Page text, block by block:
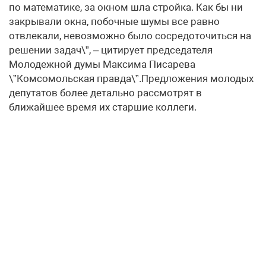
по математике, за окном шла стройка. Как бы ни
закрывали окна, побочные шумы все равно
отвлекали, невозможно было сосредоточиться на
решении задач\”, – цитирует председателя
Молодежной думы Максима Писарева
\”Комсомольская правда\”.Предложения молодых
депутатов более детально рассмотрят в
ближайшее время их старшие коллеги.